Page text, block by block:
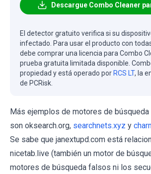
Descargue Combo Cleaner
El detector gratuito verifica si su
infectado. Para usar el producto con
debe comprar una licencia para Combo
prueba gratuita limitada disponible.
propiedad y está operado por RCS LT, la
de PCRisk.
Más ejemplos de motores de
son oksearch.org, searchnets.xyz y
Se sabe que janextupd.com está
nicetab.live (también un motor de
motores de búsqueda falsos ni los